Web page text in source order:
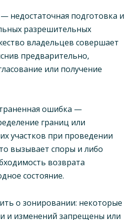
недостаточная подготовка и
разрешительных
владельцев совершает
предварительно,
или получение
ошибка —
границ или
участков при проведении
вызывает споры и либо
возврата
состояние.
о зонировании: некоторые
и изменений запрещены или